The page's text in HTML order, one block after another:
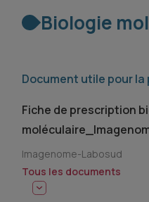
Biologie
Document utile pour
Fiche de prescription
Imagenome-Labosud
Tous les documents